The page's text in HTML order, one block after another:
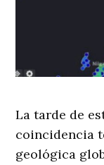
La tarde de
coincidencia
geológica